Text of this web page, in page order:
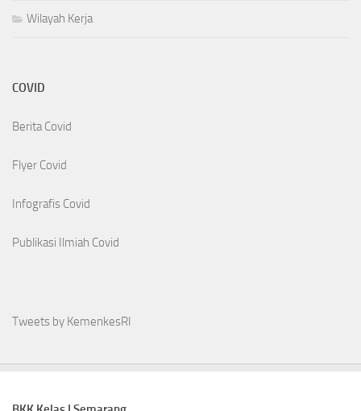
Wilayah Kerja
COVID
Berita Covid
Flyer Covid
Infografis Covid
Publikasi Ilmiah Covid
Tweets by KemenkesRI